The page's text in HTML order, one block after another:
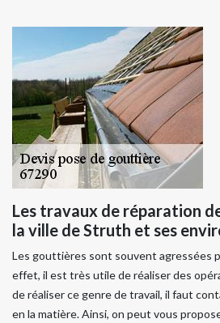
Les travaux de réparation
la ville de Struth et ses
Les gouttières sont souvent agressées
effet, il est très utile de réaliser des
de réaliser ce genre de travail, il faut
en la matière. Ainsi, on peut vous